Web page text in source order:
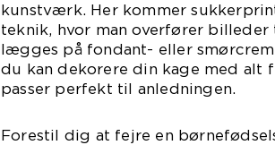
kunstværk. Her kommer
teknik, hvor man overfører
lægges på fondant- eller
du kan dekorere din kage med alt
passer perfekt til anledningen.
Forestil dig at fejre en